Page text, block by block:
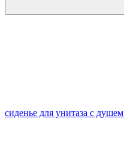
сиденье для унитаза с душем